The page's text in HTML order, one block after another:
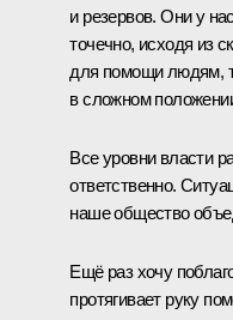
и резервов. Они у
точечно, исходя из
для помощи людям,
в сложном
Все уровни власти
ответственно.
наше общество
Ещё раз хочу
протягивает руку